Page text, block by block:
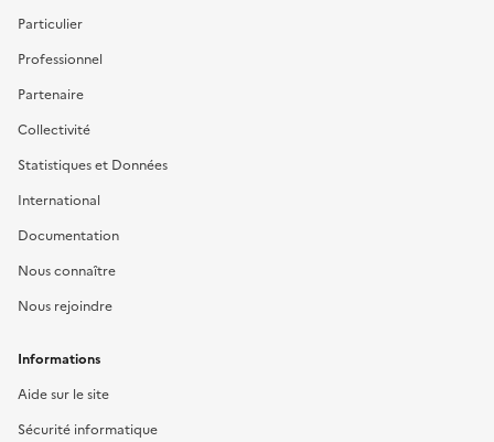
Particulier
Professionnel
Partenaire
Collectivité
Statistiques et Données
International
Documentation
Nous connaître
Nous rejoindre
Informations
Aide sur le site
Sécurité informatique